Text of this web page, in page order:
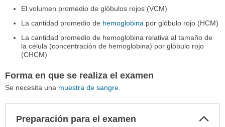
El volumen promedio de glóbulos rojos (VCM)
La cantidad promedio de hemoglobina por glóbulo rojo (HCM)
La cantidad promedio de hemoglobina relativa al tamaño de
la célula (concentración de hemoglobina) por glóbulo rojo
(CHCM)
Forma en que se realiza el examen
Se necesita una muestra de sangre.
Preparación para el examen